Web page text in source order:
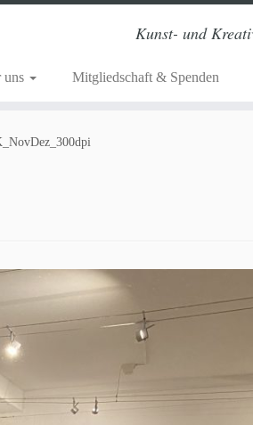
Kunst- und
uns Mitgliedschaft & Spenden